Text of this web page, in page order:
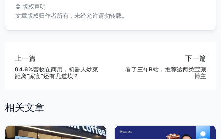
© 版权声明
文章版权归作者所有，未经允许请勿转载。
上一篇
94.6%营收在商用，机器人炒菜
距离“家宴”还有几道坎？
下一篇
看了三年B站，推荐这两类宝藏
博主
相关文章